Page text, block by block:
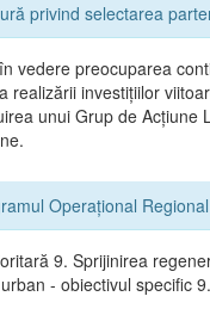
privind selectarea
vedere preocuparea
realizării investițiilor
unui Grup de Acțiune
Operațional
9. Sprijinirea
- obiectivul specific